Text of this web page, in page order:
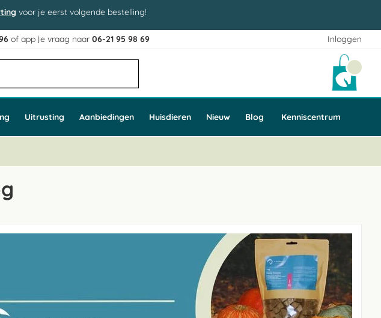
voor je eerst volgende bestelling!
Inloggen
of app je vraag naar06-21 95 98 69
Uitrusting Aanbiedingen Huisdieren Nieuw Blog Kenniscentrum